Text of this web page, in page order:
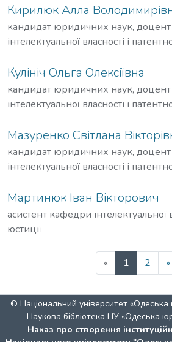
Кирилюк Алла
кандидат юридичних наук,
інтелектуальної власності і
Кулініч Ольга Олексіївна
кандидат юридичних наук,
інтелектуальної власності і
Мазуренко Світлана
кандидат юридичних наук,
інтелектуальної власності і
Мартинюк Іван Вікторович
асистент кафедри інтелектуальної
юстиції
« 1 2 »
© Національний університет
Наукова бібліотека НУ «Одеська
Наказ про створення